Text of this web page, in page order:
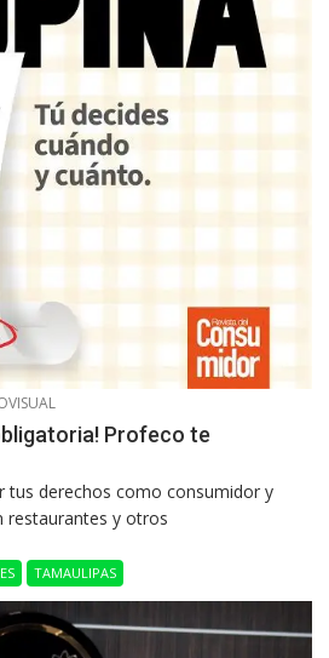
Profeco te
tus derechos como consumidor y
restaurantes y otros
TAMAULIPAS